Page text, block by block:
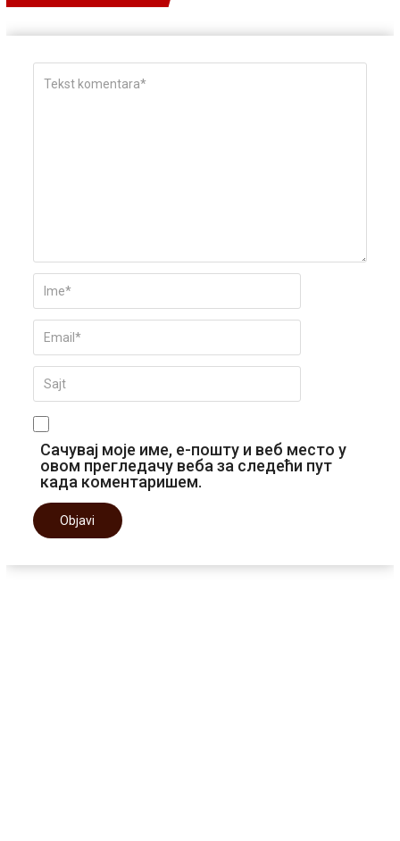
Сачувај моје име, е-пошту и веб место у
овом прегледачу веба за следећи пут
када коментаришем.